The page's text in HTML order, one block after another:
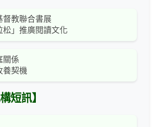
督教聯合書展
」推廣閱讀文化
關係
契機
短訊】